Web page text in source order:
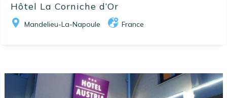
Hôtel La Corniche d’Or
Mandelieu-La-Napoule France